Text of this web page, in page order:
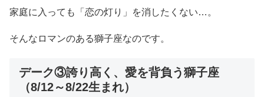
家庭に入っても「恋の灯り」を消したくない…。
そんなロマンのある獅子座なのです。
デーク③誇り高く、愛を背負う獅子座
（8/12～8/22生まれ）